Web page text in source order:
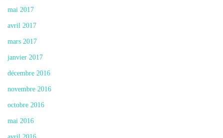
mai 2017
avril 2017
mars 2017
janvier 2017
décembre 2016
novembre 2016
octobre 2016
mai 2016